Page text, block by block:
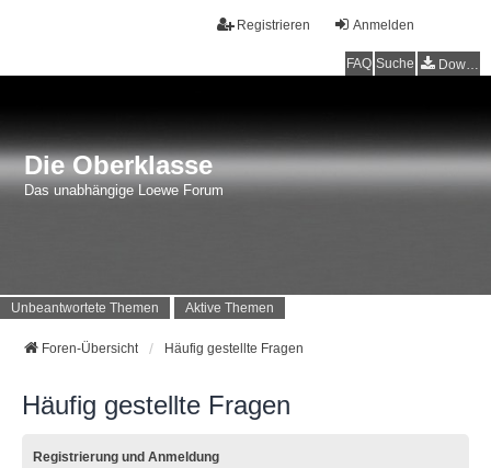
Anmelden
Registrieren
FAQ Suche Downloads
Die Oberklasse
Das unabhängige Loewe Forum
Unbeantwortete Themen Aktive Themen
Foren-Übersicht Häufig gestellte Fragen
Häufig gestellte Fragen
Registrierung und Anmeldung